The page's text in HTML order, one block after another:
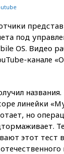
под
OS. Видео
канале
линейки
но
этот тест